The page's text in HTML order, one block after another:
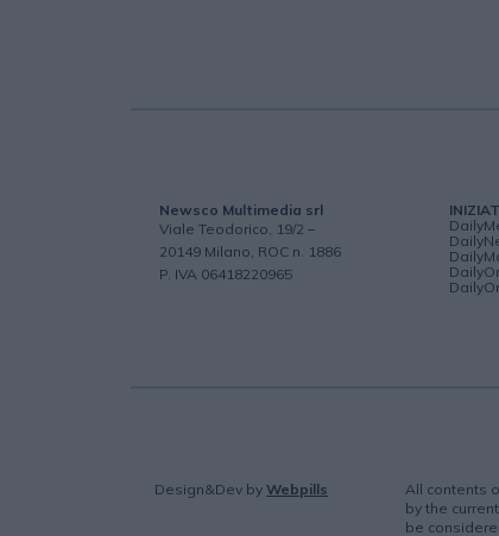
Newsco Multimedia srl
Viale Teodorico, 19/2 –
20149 Milano, ROC n. 1886
P. IVA 06418220965
Design&Dev byWebpills
All contents
by the
be